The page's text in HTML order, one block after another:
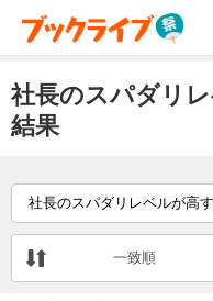
社長のスパダリ
結果
一致順